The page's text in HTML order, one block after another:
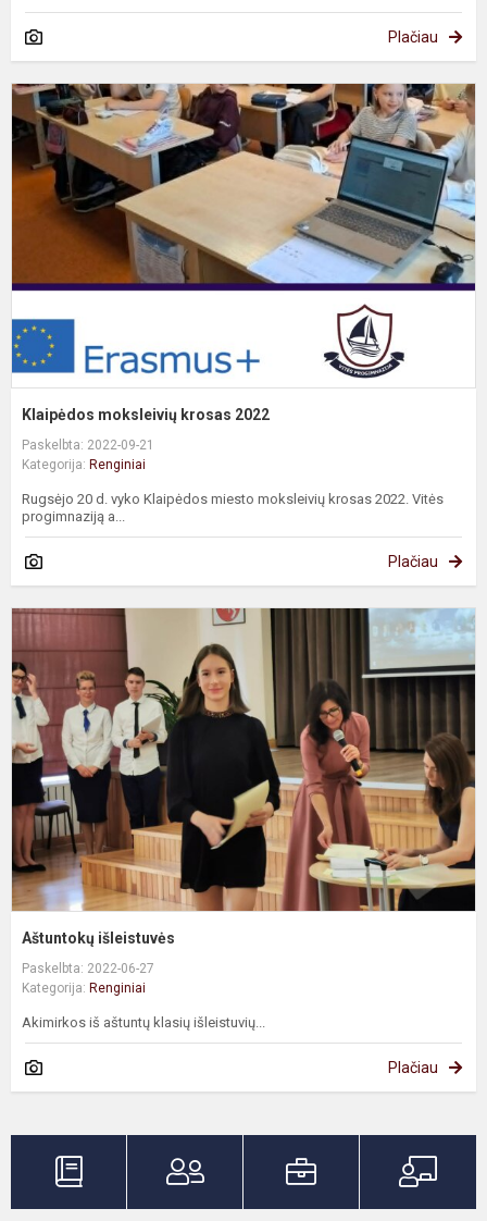
Plačiau
Klaipėdos moksleivių krosas 2022
Paskelbta: 2022-09-21
Kategorija: Renginiai
Rugsėjo 20 d. vyko Klaipėdos miesto moksleivių krosas 2022. Vitės
progimnaziją a...
Plačiau
Aštuntokų išleistuvės
Paskelbta: 2022-06-27
Kategorija: Renginiai
Akimirkos iš aštuntų klasių išleistuvių...
Plačiau